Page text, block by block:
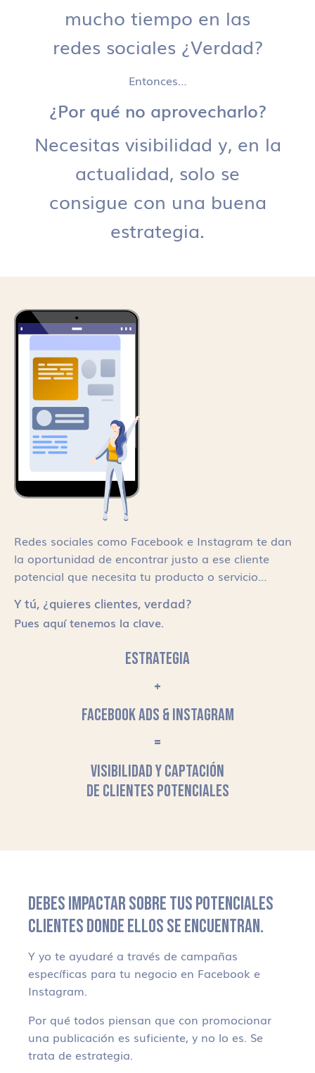
mucho tiempo en las
redes sociales ¿Verdad?
Entonces…
¿Por qué no aprovecharlo?
Necesitas visibilidad y, en la
actualidad, solo se
consigue con una buena
estrategia.
Redes sociales como Facebook e Instagram te dan
la oportunidad de encontrar justo a ese cliente
potencial que necesita tu producto o servicio…
Y tú, ¿quieres clientes, verdad?
Pues aquí tenemos la clave.
ESTRATEGIA
+
FACEBOOK ADS & INSTAGRAM
=
VISIBILIDAD Y CAPTACIÓN
DE CLIENTES POTENCIALES
DEBES IMPACTAR SOBRE TUS POTENCIALES
CLIENTES DONDE ELLOS SE ENCUENTRAN.
Y yo te ayudaré a través de campañas
específicas para tu negocio en Facebook e
Instagram.
Por qué todos piensan que con promocionar
una publicación es suficiente, y no lo es. Se
trata de estrategia.